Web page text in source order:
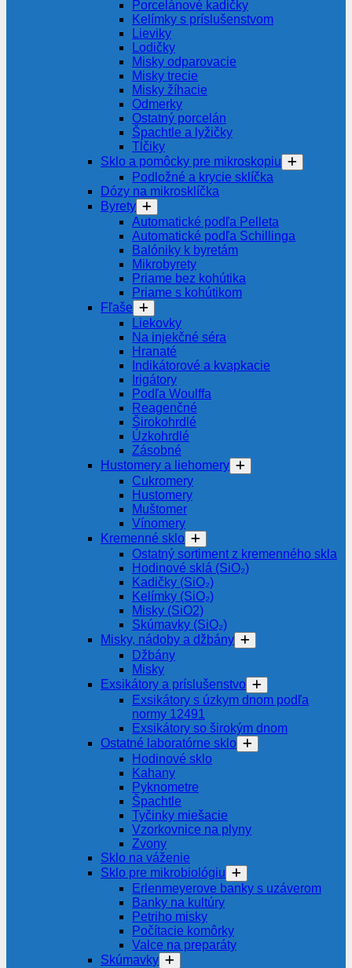
Porcelánové kadičky
Kelímky s príslušenstvom
Lieviky
Lodičky
Misky odparovacie
Misky trecie
Misky žíhacie
Odmerky
Ostatný porcelán
Špachtle a lyžičky
Tĺčiky
Sklo a pomôcky pre mikroskopiu
Podložné a krycie sklíčka
Dózy na mikrosklíčka
Byrety
Automatické podľa Pelleta
Automatické podľa Schillinga
Balóniky k byretám
Mikrobyrety
Priame bez kohútika
Priame s kohútikom
Fľaše
Liekovky
Na injekčné séra
Hranaté
Indikátorové a kvapkacie
Irigátory
Podľa Woulffa
Reagenčné
Širokohrdlé
Úzkohrdlé
Zásobné
Hustomery a liehomery
Cukromery
Hustomery
Muštomer
Vínomery
Kremenné sklo
Ostatný sortiment z kremenného skla
Hodinové sklá (SiO₂)
Kadičky (SiO₂)
Kelímky (SiO₂)
Misky (SiO2)
Skúmavky (SiO₂)
Misky, nádoby a džbány
Džbány
Misky
Exsikátory a príslušenstvo
Exsikátory s úzkym dnom podľa
normy 12491
Exsikátory so širokým dnom
Ostatné laboratórne sklo
Hodinové sklo
Kahany
Pyknometre
Špachtle
Tyčinky miešacie
Vzorkovnice na plyny
Zvony
Sklo na váženie
Sklo pre mikrobiológiu
Erlenmeyerove banky s uzáverom
Banky na kultúry
Petriho misky
Počítacie komôrky
Valce na preparáty
Skúmavky